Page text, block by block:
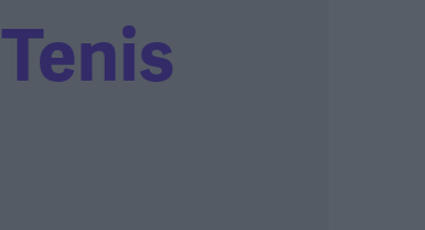
Tenis